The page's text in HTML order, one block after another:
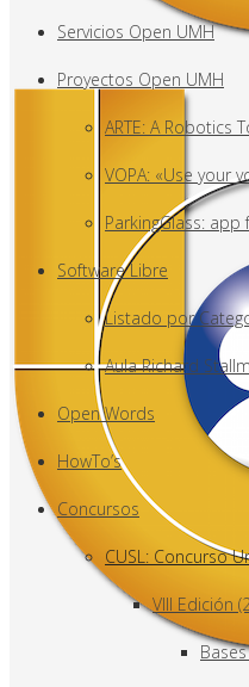
Servicios Open UMH
Proyectos Open UMH
ARTE: A Robotics
VOPA: «Use your
ParkingGlass: app
Software Libre
Listado por
Aula Richard
Open Words
HowTo’s
Concursos
CUSL: Concurso
VIII Edición